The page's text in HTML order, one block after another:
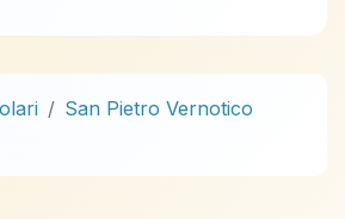
San Pietro Vernotico